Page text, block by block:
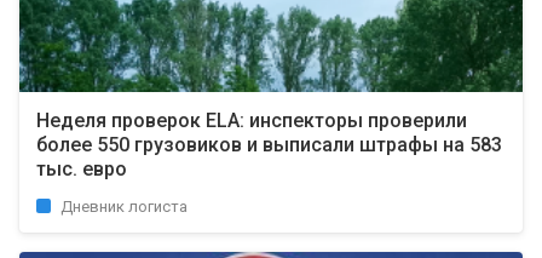
Неделя проверок ELA: инспекторы проверили
более 550 грузовиков и выписали штрафы на 583
тыс. евро
Дневник логиста